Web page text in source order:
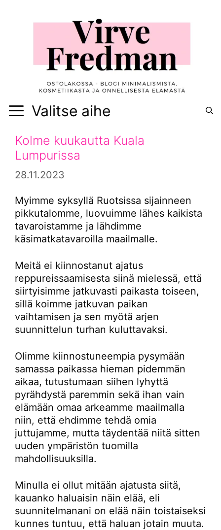
Valitse aihe
Kolme kuukautta Kuala
Lumpurissa
28.11.2023
Myimme syksyllä Ruotsissa sijainneen
pikkutalomme, luovuimme lähes kaikista
tavaroistamme ja lähdimme
käsimatkatavaroilla maailmalle.
Meitä ei kiinnostanut ajatus
reppureissaamisesta siinä mielessä, että
siirtyisimme jatkuvasti paikasta toiseen,
sillä koimme jatkuvan paikan
vaihtamisen ja sen myötä arjen
suunnittelun turhan kuluttavaksi.
Olimme kiinnostuneempia pysymään
samassa paikassa hieman pidemmän
aikaa, tutustumaan siihen lyhyttä
pyrähdystä paremmin sekä ihan vain
elämään omaa arkeamme maailmalla
niin, että ehdimme tehdä omia
juttujamme, mutta täydentää niitä sitten
uuden ympäristön tuomilla
mahdollisuuksilla.
Minulla ei ollut mitään ajatusta siitä,
kauanko haluaisin näin elää, eli
suunnitelmanani on elää näin toistaiseksi
kunnes tuntuu, että haluan jotain muuta.